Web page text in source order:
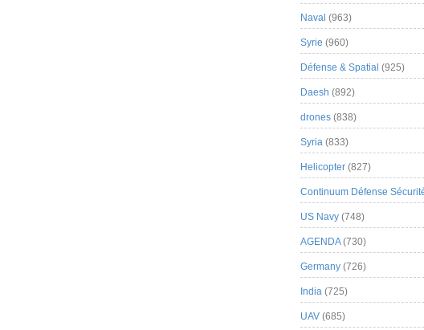
Naval (963)
Syrie (960)
Défense & Spatial (925)
Daesh (892)
drones (838)
Syria (833)
Helicopter (827)
Continuum Défense
US Navy (748)
AGENDA(730)
Germany (726)
India (725)
UAV (685)